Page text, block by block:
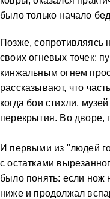
было только начало
Позже, сопротивляясь
своих огневых точек:
кинжальным огнем
рассказывают, что
когда бои стихли,
перекрытия. Во дворе,
И первыми из "людей
с остатками
было понять: если нож
ниже и продолжал